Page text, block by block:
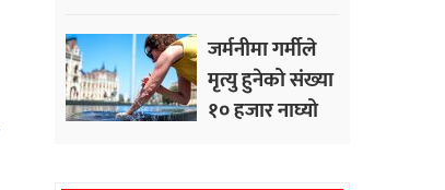
जर्मनीमा गर्मीले
मृत्यु हुनेको संख्या
१० हजार नाघ्यो